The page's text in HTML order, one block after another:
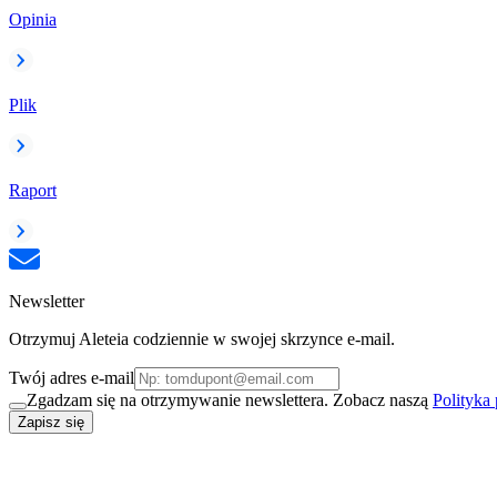
Opinia
Plik
Raport
Newsletter
Otrzymuj Aleteia codziennie w swojej skrzynce e-mail.
Twój adres e-mail
Zgadzam się na otrzymywanie newslettera. Zobacz naszą Polityka
Zapisz się